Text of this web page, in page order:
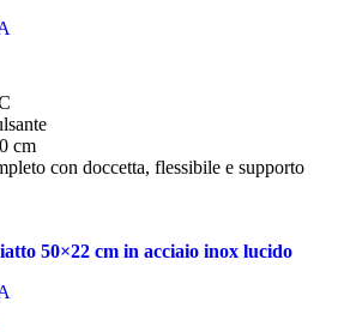
cm
con doccetta, flessibile e supporto
50×22 cm in acciaio inox lucido